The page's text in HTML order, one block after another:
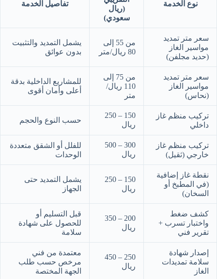
نوع الخدمة
(ريال
سعودي)
تفاصيل الخدمة
سعر متر تمديد
مواسير الغاز
(حديد مجلفن)
من 55 إلى
80 ريال/متر
يشمل التمديد والتثبيت
بدون عوائق
سعر متر تمديد
مواسير الغاز
(نحاس)
من 75 إلى
110 ريال/
متر
للمشاريع الداخلية بدقة
أعلى وأمان أقوى
تركيب منظم غاز
داخلي
150 – 250
ريال
حسب النوع والحجم
تركيب منظم غاز
خارجي (ثقيل)
300 – 500
ريال
للفلل أو الشقق متعددة
الوحدات
نقطة غاز إضافية
(في المطبخ أو
السخان)
150 – 250
ريال
يشمل التمديد حتى
الجهاز
كشف ضغط
واختبار تسرب +
تقرير فني
200 – 350
ريال
قبل التسليم أو
للحصول على شهادة
سلامة
إصدار شهادة
سلامة تمديدات
الغاز
250 – 450
ريال
معتمدة من فني
مرخص حسب طلب
الجهة المختصة